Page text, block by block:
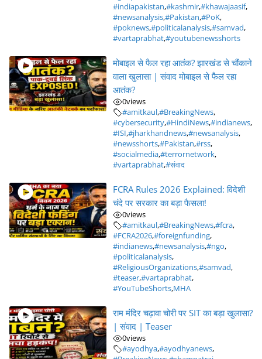
#indiapakistan,#kashmir,#khawajaasif,
#newsanalysis,#Pakistan,#PoK,
#poknews,#politicalanalysis,#samvad,
#vartaprabhat,#youtubenewsshorts
मोबाइल से फैल रहा आतंक? झारखंड से चौंकाने
वाला खुलासा | संवाद मोबाइल से फैल रहा
आतंक?
0views
#amitkaul,#BreakingNews,
#cybersecurity,#HindiNews,#indianews,
#ISI,#jharkhandnews,#newsanalysis,
#newsshorts,#Pakistan,#rss,
#socialmedia,#terrornetwork,
#vartaprabhat,#संवाद
FCRA Rules 2026 Explained: विदेशी
चंदे पर सरकार का बड़ा फैसला!
0views
#amitkaul,#BreakingNews,#fcra,
#FCRA2026,#foreignfunding,
#indianews,#newsanalysis,#ngo,
#politicalanalysis,
#ReligiousOrganizations,#samvad,
#teaser,#vartaprabhat,
#YouTubeShorts,MHA
राम मंदिर चढ़ावा चोरी पर SIT का बड़ा खुलासा?
| संवाद | Teaser
0views
#ayodhya,#ayodhyanews,